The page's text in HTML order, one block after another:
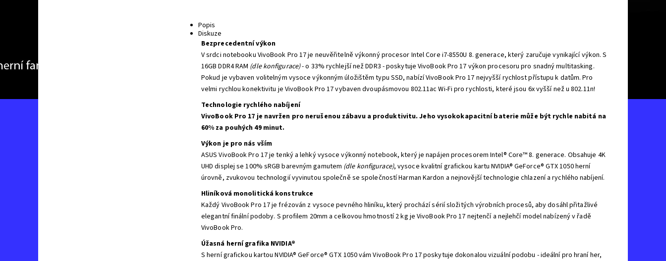
Popis
Diskuze
Bezprecedentní výkon
V srdci notebooku VivoBook Pro 17 je neuvěřitelně výkonný procesor Intel Core i7-8550U 8. generace, který zaručuje vynikající výkon. S
16GB DDR4 RAM (dle konfigurace)- o 33% rychlejší než DDR3 - poskytuje VivoBook Pro 17 výkon procesoru pro snadný multitasking.
Pokud je vybaven volitelným vysoce výkonným úložištěm typu SSD, nabízí VivoBook Pro 17 nejvyšší rychlost přístupu k datům. Pro
velmi rychlou konektivitu je VivoBook Pro 17 vybaven dvoupásmovou 802.11ac Wi-Fi pro rychlosti, které jsou 6x vyšší než u 802.11n!
Technologie rychlého nabíjení
VivoBook Pro 17 je navržen pro nerušenou zábavu a produktivitu. Jeho vysokokapacitní baterie může být rychle nabitá na
60% za pouhých 49 minut.
Výkon je pro nás vším
ASUS VivoBook Pro 17 je tenký a lehký vysoce výkonný notebook, který je napájen procesorem Intel® Core™ 8. generace. Obsahuje 4K
UHD displej se 100% sRGB barevným gamutem (dle konfigurace), vysoce kvalitní grafickou kartu NVIDIA® GeForce® GTX 1050 herní
úrovně, zvukovou technologií vyvinutou společně se společností Harman Kardon a nejnovější technologie chlazení a rychlého nabíjení.
Hliníková monolitická konstrukce
Každý VivoBook Pro 17 je frézován z vysoce pevného hliníku, který prochází sérií složitých výrobních procesů, aby dosáhl přitažlivé
elegantní finální podoby. S profilem 20mm a celkovou hmotností 2 kg je VivoBook Pro 17 nejtenčí a nejlehčí model nabízený v řadě
VivoBook Pro.
Úžasná herní grafika NVIDIA®
S herní grafickou kartou NVIDIA® GeForce® GTX 1050 vám VivoBook Pro 17 poskytuje dokonalou vizuální podobu - ideální pro hraní her,